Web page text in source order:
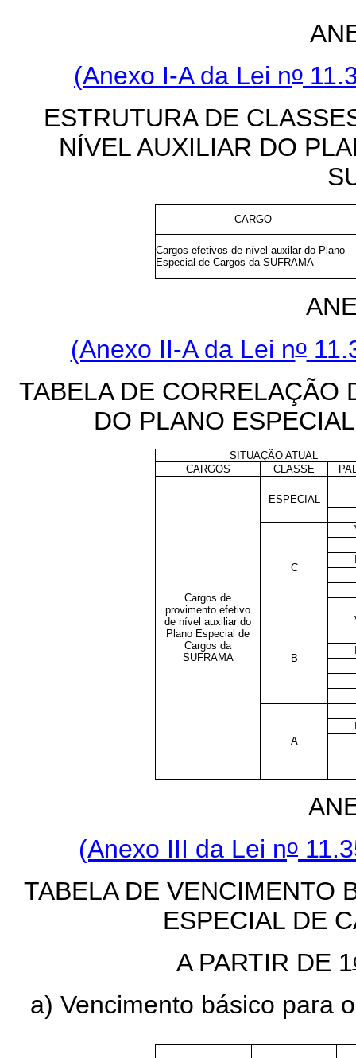
(Anexo I-A da Lei no
ESTRUTURA DE
NÍVEL AUXILIAR DO
CARGO
Cargos efetivos de nível auxilar do Plano
Especial de Cargos da SUFRAMA
(Anexo II-A da Lei no
TABELA DE CORRELAÇÃO
DO PLANO
SITUAÇÃO ATUAL
CARGOS
CLASSE
Cargos de
provimento efetivo
de nível auxiliar do
Plano Especial de
Cargos da
SUFRAMA
ESPECIAL
C
B
A
(Anexo III da Lei no
TABELA DE VENCIMENTO
ESPECIAL DE
A PARTIR DE 1
a) Vencimento básico para